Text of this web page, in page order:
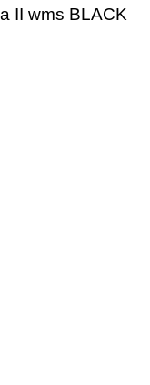
II wms BLACK